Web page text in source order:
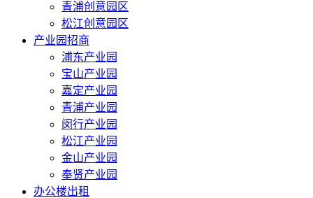
青浦创意园区
松江创意园区
产业园招商
浦东产业园
宝山产业园
嘉定产业园
青浦产业园
闵行产业园
松江产业园
金山产业园
奉贤产业园
办公楼出租